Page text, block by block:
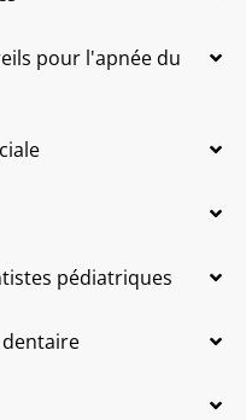
pour l'apnée du
pédiatriques